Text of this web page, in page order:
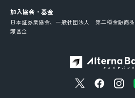
加入協会・基金
日本証券業協会、一般社団法人 第二種金融商
護基金